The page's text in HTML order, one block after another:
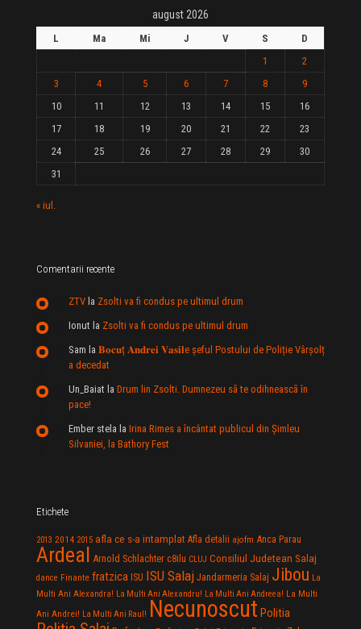
august 2026
L Ma Mi J V S
D
1
2
3
4 5 6 7 8
9
10
11 12 13 14 15
16
17
18 19 20 21 22
23
24
25 26 27 28 29
30
31
« iul.
Comentarii recente
ZTV la Zsolti va fi condus pe ultimul drum
Ionut la Zsolti va fi condus pe ultimul drum
Sam la 𝐁𝐨𝐜𝐮ț 𝐀𝐧𝐝𝐫𝐞𝐢 𝐕𝐚𝐬𝐢𝐥e şeful Postului de Poliție Vârșolț
a decedat
Un_Baiat la Drum lin Zsolti. Dumnezeu sã te odihneascã în
pace!
Ember stela la Irina Rimes a încântat publicul din Şimleu
Silvaniei, la Bathory Fest
Etichete
2013 2014 2015 afla ce s-a intamplat Afla detalii ajofm Anca Parau
Ardeal Arnold Schlachter c8ilu CLUJ Consiliul Judetean Salaj
dance Finante fratzica ISU ISU Salaj Jandarmeria Salaj Jibou La
Multi Ani Alexandra! La Multi Ani Alexandru! La Multi Ani Andreea! La Multi
Ani Andrei! La Multi Ani Raul! Necunoscut Politia